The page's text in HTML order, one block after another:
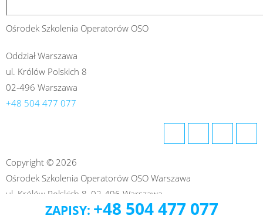
Ośrodek Szkolenia Operatorów OSO
Oddział Warszawa
ul. Królów Polskich 8
02-496 Warszawa
+48 504 477 077
Copyright © 2026
Ośrodek Szkolenia Operatorów OSO Warszawa
ul. Królów Polskich 8, 02-496 Warszawa
+48 504 477 077
ZAPISY: +48 504 477 077